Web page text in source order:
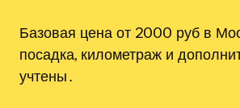
Базовая цена от 2000 руб в
посадка, километраж и
учтены․